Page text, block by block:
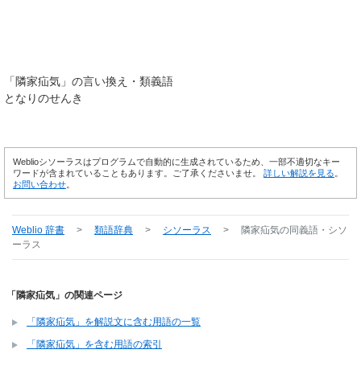
「 隣家疝気 」の言い換え・類義語
となりのせんき
Weblioシソーラスはプログラムで自動的に生成されているため、一部不適切なキー
ワードが含まれていることもあります。ご了承くださいませ。 詳しい解説を見る
お問い合わせ
Weblio 辞書 > 類語辞典 > シソーラス > 隣家疝気の同義語・シソ
ーラス
「隣家疝気」の関連ページ
「隣家疝気」を解説文に含む用語の一覧
「隣家疝気」を含む用語の索引